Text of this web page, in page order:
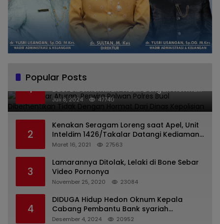
Popular Posts
1
Melanggar Aturan, Perwira Polwan Polres
Buol Diberhentikan Tidak Dengan Hormat
Dari Dinas Kepolisian
Juli 8, 2024 47740
2
Kenakan Seragam Loreng saat Apel, Unit
Inteldim 1426/Takalar Datangi Kediaman
Kasatpol PP
Maret 16, 2021 27563
3
Lamarannya Ditolak, Lelaki di Bone Sebar
Video Pornonya
November 25, 2020 23084
4
DIDUGA Hidup Hedon Oknum Kepala
Cabang Pembantu Bank syariah
Indonesia Unit Hasan Basri di Banjarmasin
Desember 4, 2024 20952